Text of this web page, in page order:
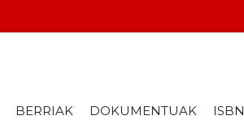
BERRIAK DOKUMENTUAK ISBN